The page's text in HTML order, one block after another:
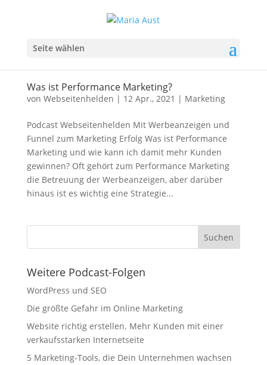
Seite wählen
Was ist Performance Marketing?
von Webseitenhelden | 12 Apr., 2021 | Marketing
Podcast Webseitenhelden Mit Werbeanzeigen und
Funnel zum Marketing Erfolg Was ist Performance
Marketing und wie kann ich damit mehr Kunden
gewinnen? Oft gehört zum Performance Marketing
die Betreuung der Werbeanzeigen, aber darüber
hinaus ist es wichtig eine Strategie...
Weitere Podcast-Folgen
WordPress und SEO
Die größte Gefahr im Online Marketing
Website richtig erstellen. Mehr Kunden mit einer
verkaufsstarken Internetseite
5 Marketing-Tools, die Dein Unternehmen wachsen